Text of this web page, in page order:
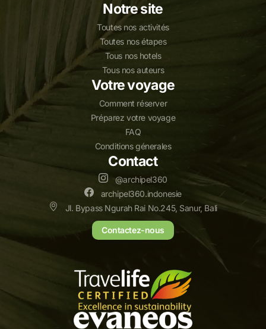
Notre site
Toutes nos activités
Toutes nos étapes
Tous nos hotels
Tous nos auteurs
Votre voyage
Comment réserver
Préparez votre voyage
FAQ
Conditions génerales
Contact
@archipel360
archipel360.indonesie
Jl. Bypass Ngurah Rai No.245, Sanur, Bali
Contactez-nous